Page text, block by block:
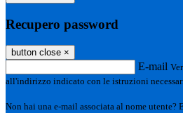
Recupero password
button close ×
E-mail
all'indirizzo indicato con le istruzioni
Non hai una e-mail associata al nome utente?